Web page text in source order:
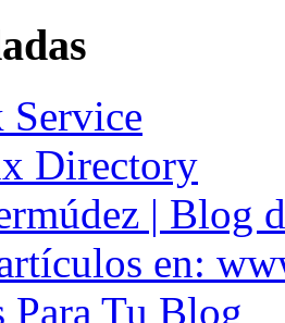
Directory
| Blog
en:
Para Tu Blog